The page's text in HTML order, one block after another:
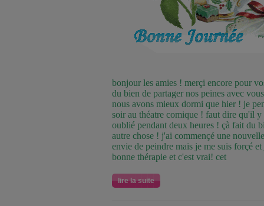
bonjour les amies ! merçi encore pour
du bien de partager nos peines avec
nous avons mieux dormi que hier ! je
soir au théatre comique ! faut dire qu'il
oublié pendant deux heures ! çà fait du
autre chose ! j'ai commençé une
envie de peindre mais je me suis forçé
bonne thérapie et c'est vrai! cet
lire la suite